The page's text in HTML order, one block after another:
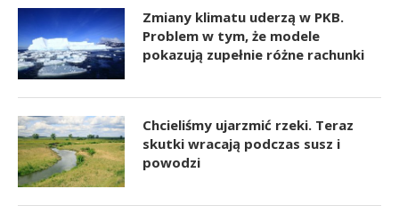
Zmiany klimatu uderzą w PKB.
Problem w tym, że modele
pokazują zupełnie różne rachunki
Chcieliśmy ujarzmić rzeki. Teraz
skutki wracają podczas susz i
powodzi